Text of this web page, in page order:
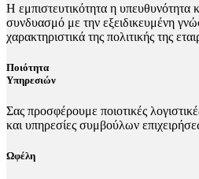
Η εμπιστευτικότητα η υπευθυνότητα
συνδυασμό με την εξειδικευμένη
χαρακτηριστικά της πολιτικής της
Ποιότητα
Υπηρεσιών
Σας προσφέρουμε ποιοτικές
και υπηρεσίες συμβούλων
Ωφέλη